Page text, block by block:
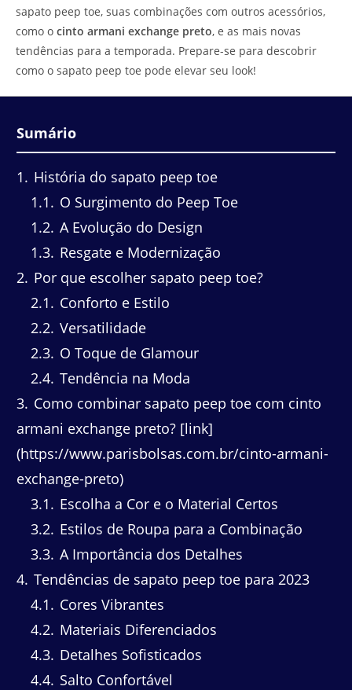
sapato peep toe, suas combinações com outros acessórios,
como o cinto armani exchange preto, e as mais novas
tendências para a temporada. Prepare-se para descobrir
como o sapato peep toe pode elevar seu look!
Sumário
1
História do sapato peep toe
1.1
O Surgimento do Peep Toe
1.2 A Evolução do Design
1.3 Resgate e Modernização
2 Por que escolher sapato peep toe?
2.1
Conforto e Estilo
2.2 Versatilidade
2.3 O Toque de Glamour
2.4 Tendência na Moda
3 Como combinar sapato peep toe com cinto
armani exchange preto? [link]
(https://www.parisbolsas.com.br/cinto-armani-
exchange-preto)
3.1
Escolha a Cor e o Material Certos
3.2 Estilos de Roupa para a Combinação
3.3 A Importância dos Detalhes
4 Tendências de sapato peep toe para 2023
4.1
Cores Vibrantes
4.2 Materiais Diferenciados
4.3 Detalhes Sofisticados
4.4 Salto Confortável